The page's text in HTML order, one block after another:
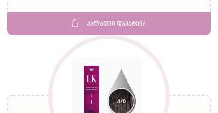
კალათში დამატება